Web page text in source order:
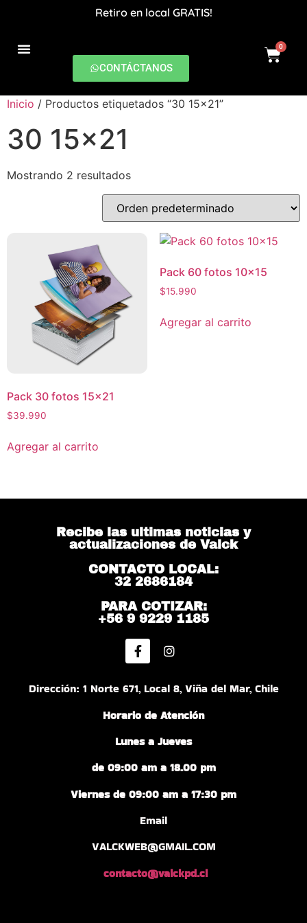
Retiro en local GRATIS!
CONTÁCTANOS
0
Inicio / Productos etiquetados “30 15x21”
30 15x21
Mostrando 2 resultados
Pack 30 fotos 15×21
$39.990
Agregar al carrito
Pack 60 fotos 10×15
$15.990
Agregar al carrito
Recibe las ultimas noticias y
actualizaciones de Valck
CONTACTO LOCAL:
32 2686184
PARA COTIZAR:
+56 9 9229 1185
Dirección: 1 Norte 671, Local 8, Viña del Mar, Chile
Horario de Atención
Lunes a Jueves
de 09:00 am a 18.00 pm
Viernes de 09:00 am a 17:30 pm
Email
VALCKWEB@GMAIL.COM
contacto@valckpd.cl